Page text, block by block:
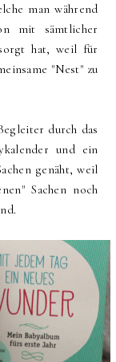
man während
mit sämtlicher
hat, weil für
"Nest" zu
durch das
und ein
genäht, weil
Sachen noch